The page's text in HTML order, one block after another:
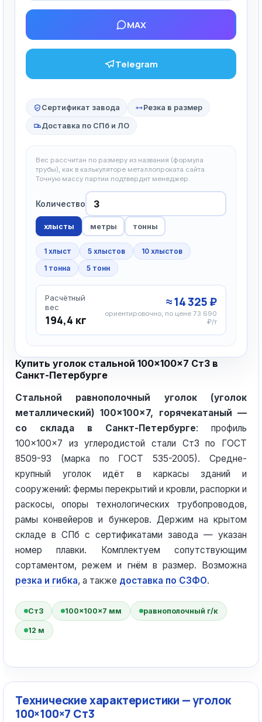
MAX
Telegram
Сертификат завода Резка в размер
Доставка по СПб и ЛО
Вес рассчитан по размеру из названия (формула
трубы), как в калькуляторе металлопроката сайта.
Точную массу партии подтвердит менеджер.
Количество
хлысты метры тонны
1 хлыст 5 хлыстов
10 хлыстов
1 тонна
5 тонн
Расчётный
вес
194,4 кг
≈ 14 325 ₽
ориентировочно, по цене 73 690
₽/т
Купить уголок стальной 100×100×7 Ст3 в
Санкт-Петербурге
Стальной равнополочный уголок (уголок
металлический) 100×100×7, горячекатаный —
со склада в Санкт-Петербурге: профиль
100×100×7 из углеродистой стали Ст3 по ГОСТ
8509-93 (марка по ГОСТ 535-2005). Средне-
крупный уголок идёт в каркасы зданий и
сооружений: фермы перекрытий и кровли, распорки и
раскосы, опоры технологических трубопроводов,
рамы конвейеров и бункеров. Держим на крытом
складе в СПб с сертификатами завода — указан
номер плавки. Комплектуем сопутствующим
сортаментом, режем и гнём в размер. Возможна
резка и гибка, а также доставка по СЗФО.
Ст3 100×100×7 мм равнополочный г/к
12 м
Технические характеристики — уголок
100×100×7 Ст3